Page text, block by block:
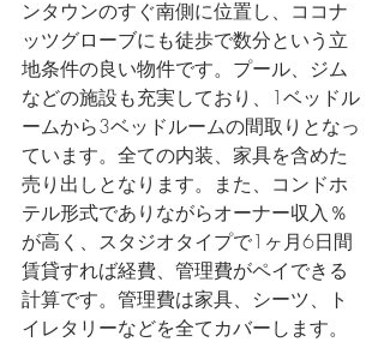
ンタウンのすぐ南側に位置し、ココナ
ッツグローブにも徒歩で数分という立
地条件の良い物件です。プール、ジム
などの施設も充実しており、1ベッドル
ームから3ベッドルームの間取りとなっ
ています。全ての内装、家具を含めた
売り出しとなります。また、コンドホ
テル形式でありながらオーナー収入％
が高く、スタジオタイプで1ヶ月6日間
賃貸すれば経費、管理費がペイできる
計算です。管理費は家具、シーツ、ト
イレタリーなどを全てカバーします。